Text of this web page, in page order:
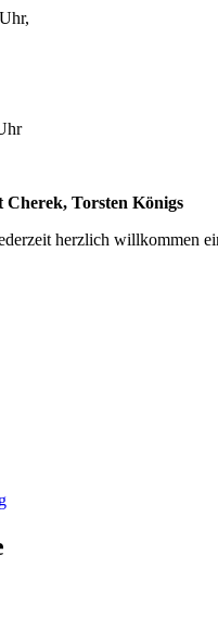
Torsten Königs
herzlich willkommen